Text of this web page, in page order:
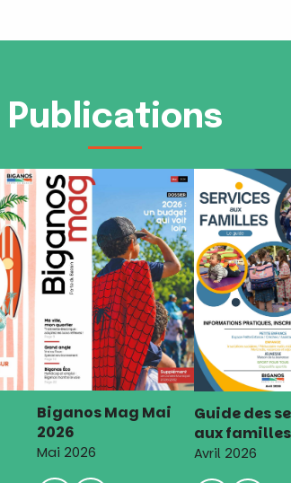
Publications
Biganos Mag Mai
2026
Mai 2026
Guide des
aux familles
Avril 2026